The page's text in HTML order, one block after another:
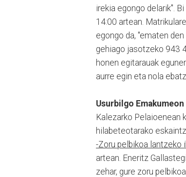
irekia egongo delarik".
14:00 artean.
egongo da, "ematen
gehiago jasotzeko 943
honen egitarauak
aurre egin eta nola
Usurbilgo Emakumeon
Kalezarko Pelaioenean
hilabeteotarako
-Zoru pelbikoa lantzeko
artean. Eneritz
zehar, gure zoru